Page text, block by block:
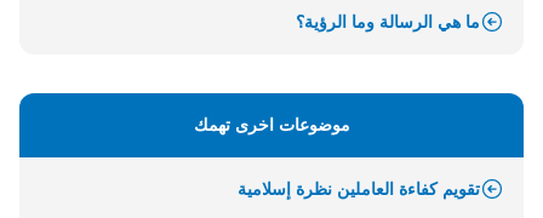
ما هي الرسالة وما الرؤية؟
موضوعات اخرى تهمك
تقويم كفاءة العاملين نظرة إسلامية